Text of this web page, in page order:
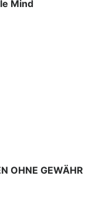
Mind
OHNE GEWÄHR